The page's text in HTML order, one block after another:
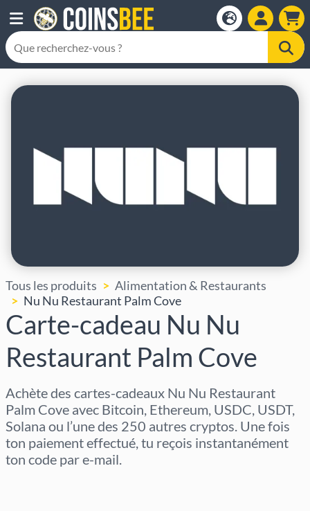
Tous les produits
Alimentation & Restaurants
Nu Nu Restaurant Palm Cove
Carte-cadeau Nu Nu
Restaurant Palm Cove
Achète des cartes-cadeaux Nu Nu Restaurant
Palm Cove avec Bitcoin, Ethereum, USDC, USDT,
Solana ou l’une des 250 autres cryptos. Une fois
ton paiement effectué, tu reçois instantanément
ton code par e-mail.